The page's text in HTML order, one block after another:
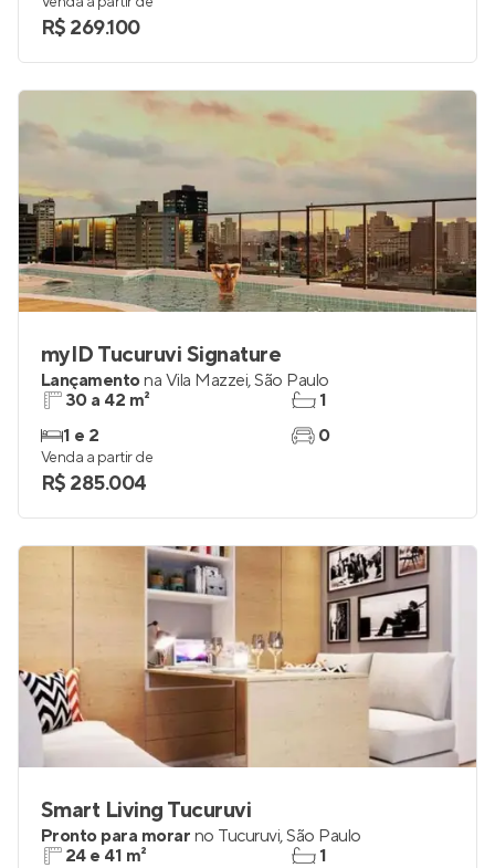
R$ 269.100
myID Tucuruvi Signature
Lançamentona Vila Mazzei,São Paulo
30 a 42 m²
1 e 2
1
0
Venda a partir de
R$ 285.004
Smart Living Tucuruvi
Pronto para morar no Tucuruvi,São Paulo
24 e 41 m²
1